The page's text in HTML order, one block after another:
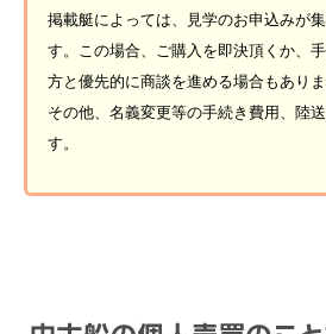
掲載艇によっては、見学のお申込みが
す。この場合、ご購入を即決頂くか、
方と優先的に商談を進める場合もありま
その他、名義変更等の手続き費用、陸
す。